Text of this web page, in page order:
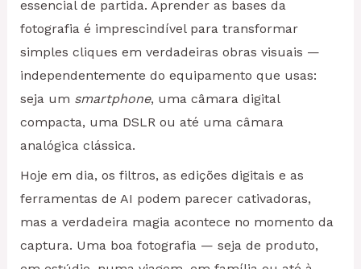
essencial de partida. Aprender as bases da
fotografia é imprescindível para transformar
simples cliques em verdadeiras obras visuais —
independentemente do equipamento que usas:
seja um smartphone, uma câmara digital
compacta, uma DSLR ou até uma câmara
analógica clássica.
Hoje em dia, os filtros, as edições digitais e as
ferramentas de AI podem parecer cativadoras,
mas a verdadeira magia acontece no momento da
captura. Uma boa fotografia — seja de produto,